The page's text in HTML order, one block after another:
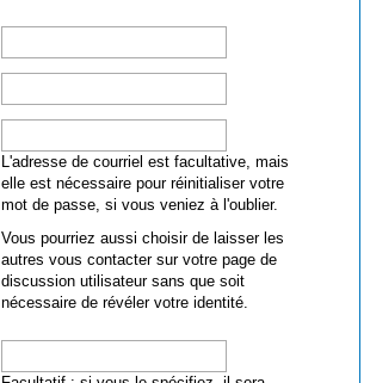
L'adresse de courriel est facultative, mais
elle est nécessaire pour réinitialiser votre
mot de passe, si vous veniez à l'oublier.
Vous pourriez aussi choisir de laisser les
autres vous contacter sur votre page de
discussion utilisateur sans que soit
nécessaire de révéler votre identité.